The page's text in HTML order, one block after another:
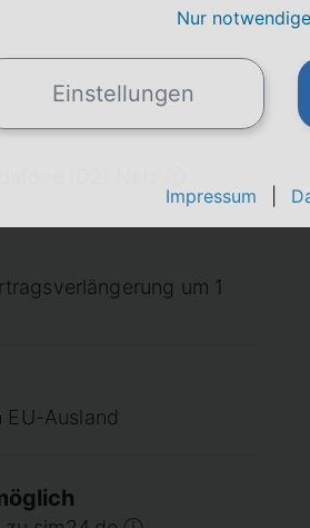
(D2) Netz ⓘ
um 1
EU-Ausland
Nur
Einstellungen
Impressum